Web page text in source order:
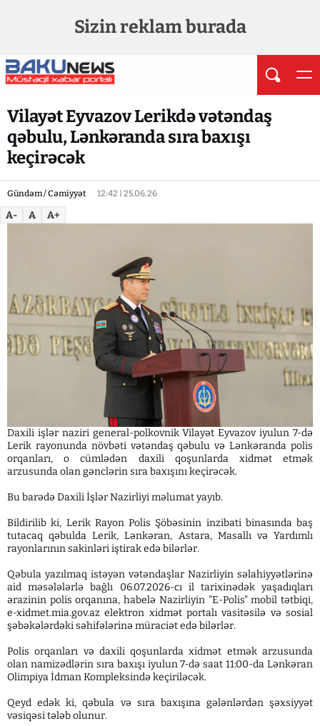
Sizin reklam burada
Vilayət Eyvazov Lerikdə vətəndaş
qəbulu, Lənkəranda sıra baxışı
keçirəcək
Gündəm / Cəmiyyət 12:42 | 25.06.26
A- A A+
Daxili işlər naziri general-polkovnik Vilayət Eyvazov iyulun 7-də
Lerik rayonunda növbəti vətəndaş qəbulu və Lənkəranda polis
orqanları, o cümlədən daxili qoşunlarda xidmət etmək
arzusunda olan gənclərin sıra baxışını keçirəcək.
Bu barədə Daxili İşlər Nazirliyi məlumat yayıb.
Bildirilib ki, Lerik Rayon Polis Şöbəsinin inzibati binasında baş
tutacaq qəbulda Lerik, Lənkəran, Astara, Masallı və Yardımlı
rayonlarının sakinləri iştirak edə bilərlər.
Qəbula yazılmaq istəyən vətəndaşlar Nazirliyin səlahiyyətlərinə
aid məsələlərlə bağlı 06.07.2026-cı il tarixinədək yaşadıqları
ərazinin polis orqanına, habelə Nazirliyin "E-Polis" mobil tətbiqi,
e-xidmet.mia.gov.az elektron xidmət portalı vasitəsilə və sosial
şəbəkələrdəki səhifələrinə müraciət edə bilərlər.
Polis orqanları və daxili qoşunlarda xidmət etmək arzusunda
olan namizədlərin sıra baxışı iyulun 7-də saat 11:00-da Lənkəran
Olimpiya İdman Kompleksində keçiriləcək.
Qeyd edək ki, qəbula və sıra baxışına gələnlərdən şəxsiyyət
vəsiqəsi tələb olunur.